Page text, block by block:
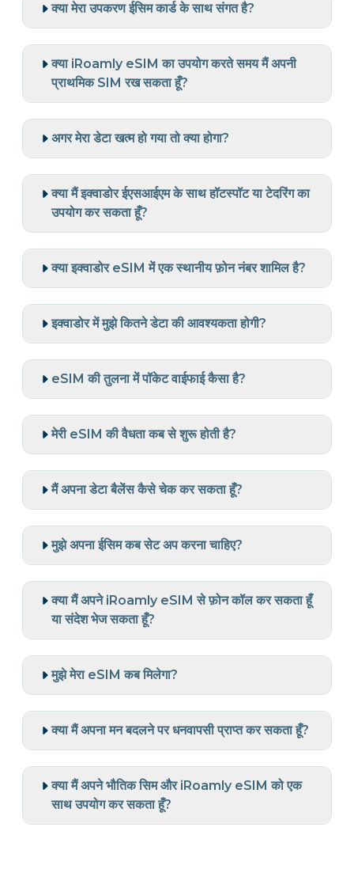
क्या मेरा उपकरण ईसिम कार्ड के साथ संगत है?
क्या iRoamly eSIM का उपयोग करते समय मैं अपनी
प्राथमिक SIM रख सकता हूँ?
अगर मेरा डेटा खत्म हो गया तो क्या होगा?
क्या मैं इक्वाडोर ईएसआईएम के साथ हॉटस्पॉट या टेदरिंग का
उपयोग कर सकता हूँ?
क्या इक्वाडोर eSIM में एक स्थानीय फ़ोन नंबर शामिल है?
इक्वाडोर में मुझे कितने डेटा की आवश्यकता होगी?
eSIM की तुलना में पॉकेट वाईफाई कैसा है?
मेरी eSIM की वैधता कब से शुरू होती है?
मैं अपना डेटा बैलेंस कैसे चेक कर सकता हूँ?
मुझे अपना ईसिम कब सेट अप करना चाहिए?
क्या मैं अपने iRoamly eSIM से फ़ोन कॉल कर सकता हूँ
या संदेश भेज सकता हूँ?
मुझे मेरा eSIM कब मिलेगा?
क्या मैं अपना मन बदलने पर धनवापसी प्राप्त कर सकता हूँ?
क्या मैं अपने भौतिक सिम और iRoamly eSIM को एक
साथ उपयोग कर सकता हूँ?